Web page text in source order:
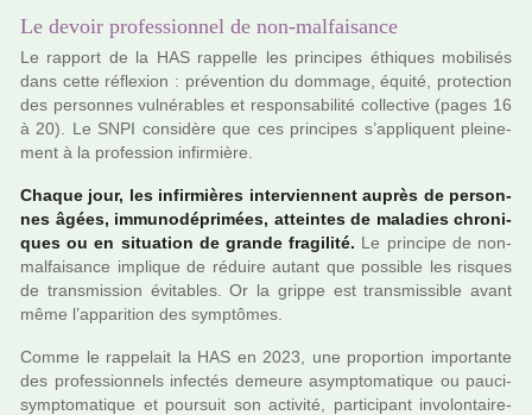
Le devoir professionnel de non-malfaisance
Le rap­port de la HAS rap­pelle les prin­ci­pes éthiques mobi­li­sés
dans cette réflexion : pré­ven­tion du dom­mage, équité, pro­tec­tion
des per­son­nes vul­né­ra­bles et res­pon­sa­bi­lité col­lec­tive (pages 16
à 20). Le SNPI consi­dère que ces prin­ci­pes s’appli­quent plei­ne­
ment à la pro­fes­sion infir­mière.
Chaque jour, les infir­miè­res inter­vien­nent auprès de per­son­
nes âgées, immu­no­dé­pri­mées, attein­tes de mala­dies chro­ni­
ques ou en situa­tion de grande fra­gi­lité. Le prin­cipe de non-
mal­fai­sance impli­que de réduire autant que pos­si­ble les ris­ques
de trans­mis­sion évitables. Or la grippe est trans­mis­si­ble avant
même l’appa­ri­tion des symp­tô­mes.
Comme le rap­pe­lait la HAS en 2023, une pro­por­tion impor­tante
des pro­fes­sion­nels infec­tés demeure asymp­to­ma­ti­que ou pau­ci­
symp­to­ma­ti­que et pour­suit son acti­vité, par­ti­ci­pant invo­lon­tai­re­